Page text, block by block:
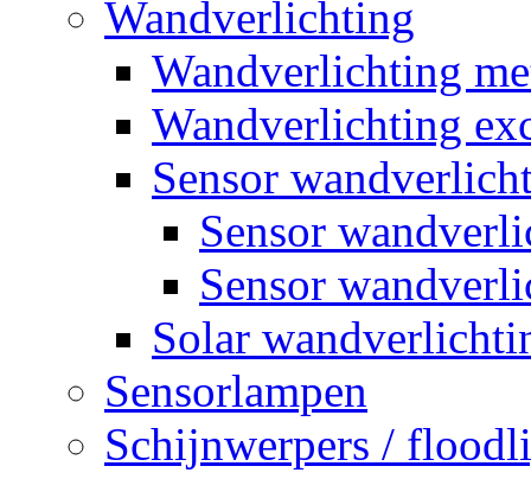
Wandverlichting
Wandverlichting
Wandverlichting
Sensor
Sensor
Sensor
Solar
Sensorlampen
Schijnwerpers /